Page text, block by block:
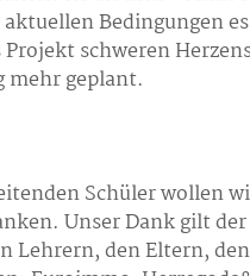
Bedingungen
schweren
mehr geplant.
Schüler wollen
Unser Dank gilt
Lehrern, den Eltern,